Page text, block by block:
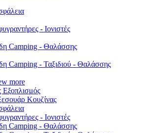
- Ιονιστές
Camping - Θαλάσσης
Camping - Ταξιδιού - Θαλάσσης
more
Εξοπλισμός
Κουζίνας
- Ιονιστές
Camping - Θαλάσσης